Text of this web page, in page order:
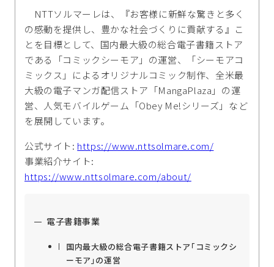
NTTソルマーレは、『お客様に新鮮な驚きと多く
の感動を提供し、豊かな社会づくりに貢献する』こ
とを目標として、国内最大級の総合電子書籍ストア
である「コミックシーモア」の運営、「シーモアコ
ミックス」によるオリジナルコミック制作、全米最
大級の電子マンガ配信ストア「MangaPlaza」の運
営、人気モバイルゲーム「Obey Me!シリーズ」など
を展開しています。
公式サイト: https://www.nttsolmare.com/
事業紹介サイト:
https://www.nttsolmare.com/about/
電子書籍事業
国内最大級の総合電子書籍ストア｢コミックシ
ーモア｣の運営